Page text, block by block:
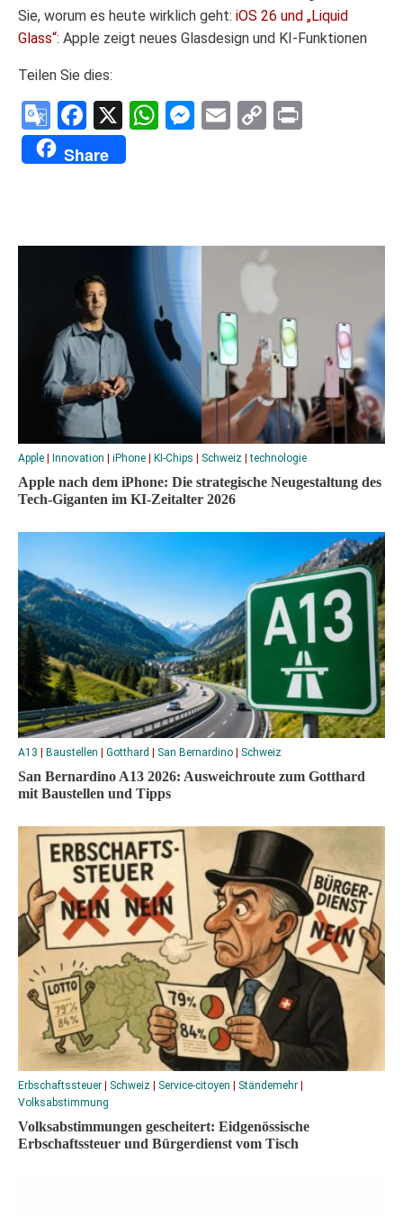
Sie, worum es heute wirklich geht: iOS 26 und „Liquid
Glass“: Apple zeigt neues Glasdesign und KI-Funktionen
Teilen Sie dies:
Google
Translate
Facebook
X WhatsApp
Messenger
Email
Copy
Share
Apple Innovation iPhone KI-Chips Schweiz |technologie
Apple nach dem iPhone: Die strategische Neugestaltung des
Tech-Giganten im KI-Zeitalter 2026
A13 Baustellen Gotthard San Bernardino Schweiz
San Bernardino A13 2026: Ausweichroute zum Gotthard
mit Baustellen und Tipps
Erbschaftssteuer Schweiz Service-citoyen Ständemehr
Volksabstimmung
Volksabstimmungen gescheitert: Eidgenössische
Erbschaftssteuer und Bürgerdienst vom Tisch